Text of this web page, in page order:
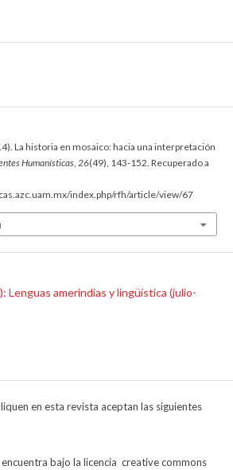
La historia en mosaico: hacia una interpretación
Humanísticas, 26(49), 143-152. Recuperado a
index.php/rfh/article/view/67
Lenguas amerindias y lingüística (julio-
en esta revista aceptan las siguientes
encuentra bajo la licencia creative commons